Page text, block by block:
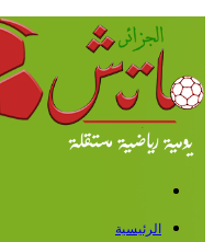
الرئيسية